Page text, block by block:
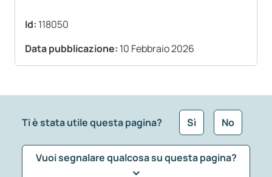
Id: 118050
Data pubblicazione: 10 Febbraio 2026
Ti è stata utile questa pagina? Sì No
Vuoi segnalare qualcosa su questa pagina?